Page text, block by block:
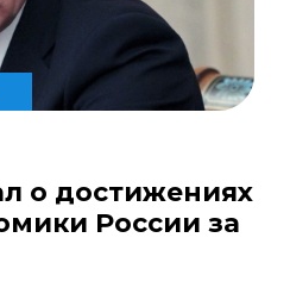
о достижениях
России за